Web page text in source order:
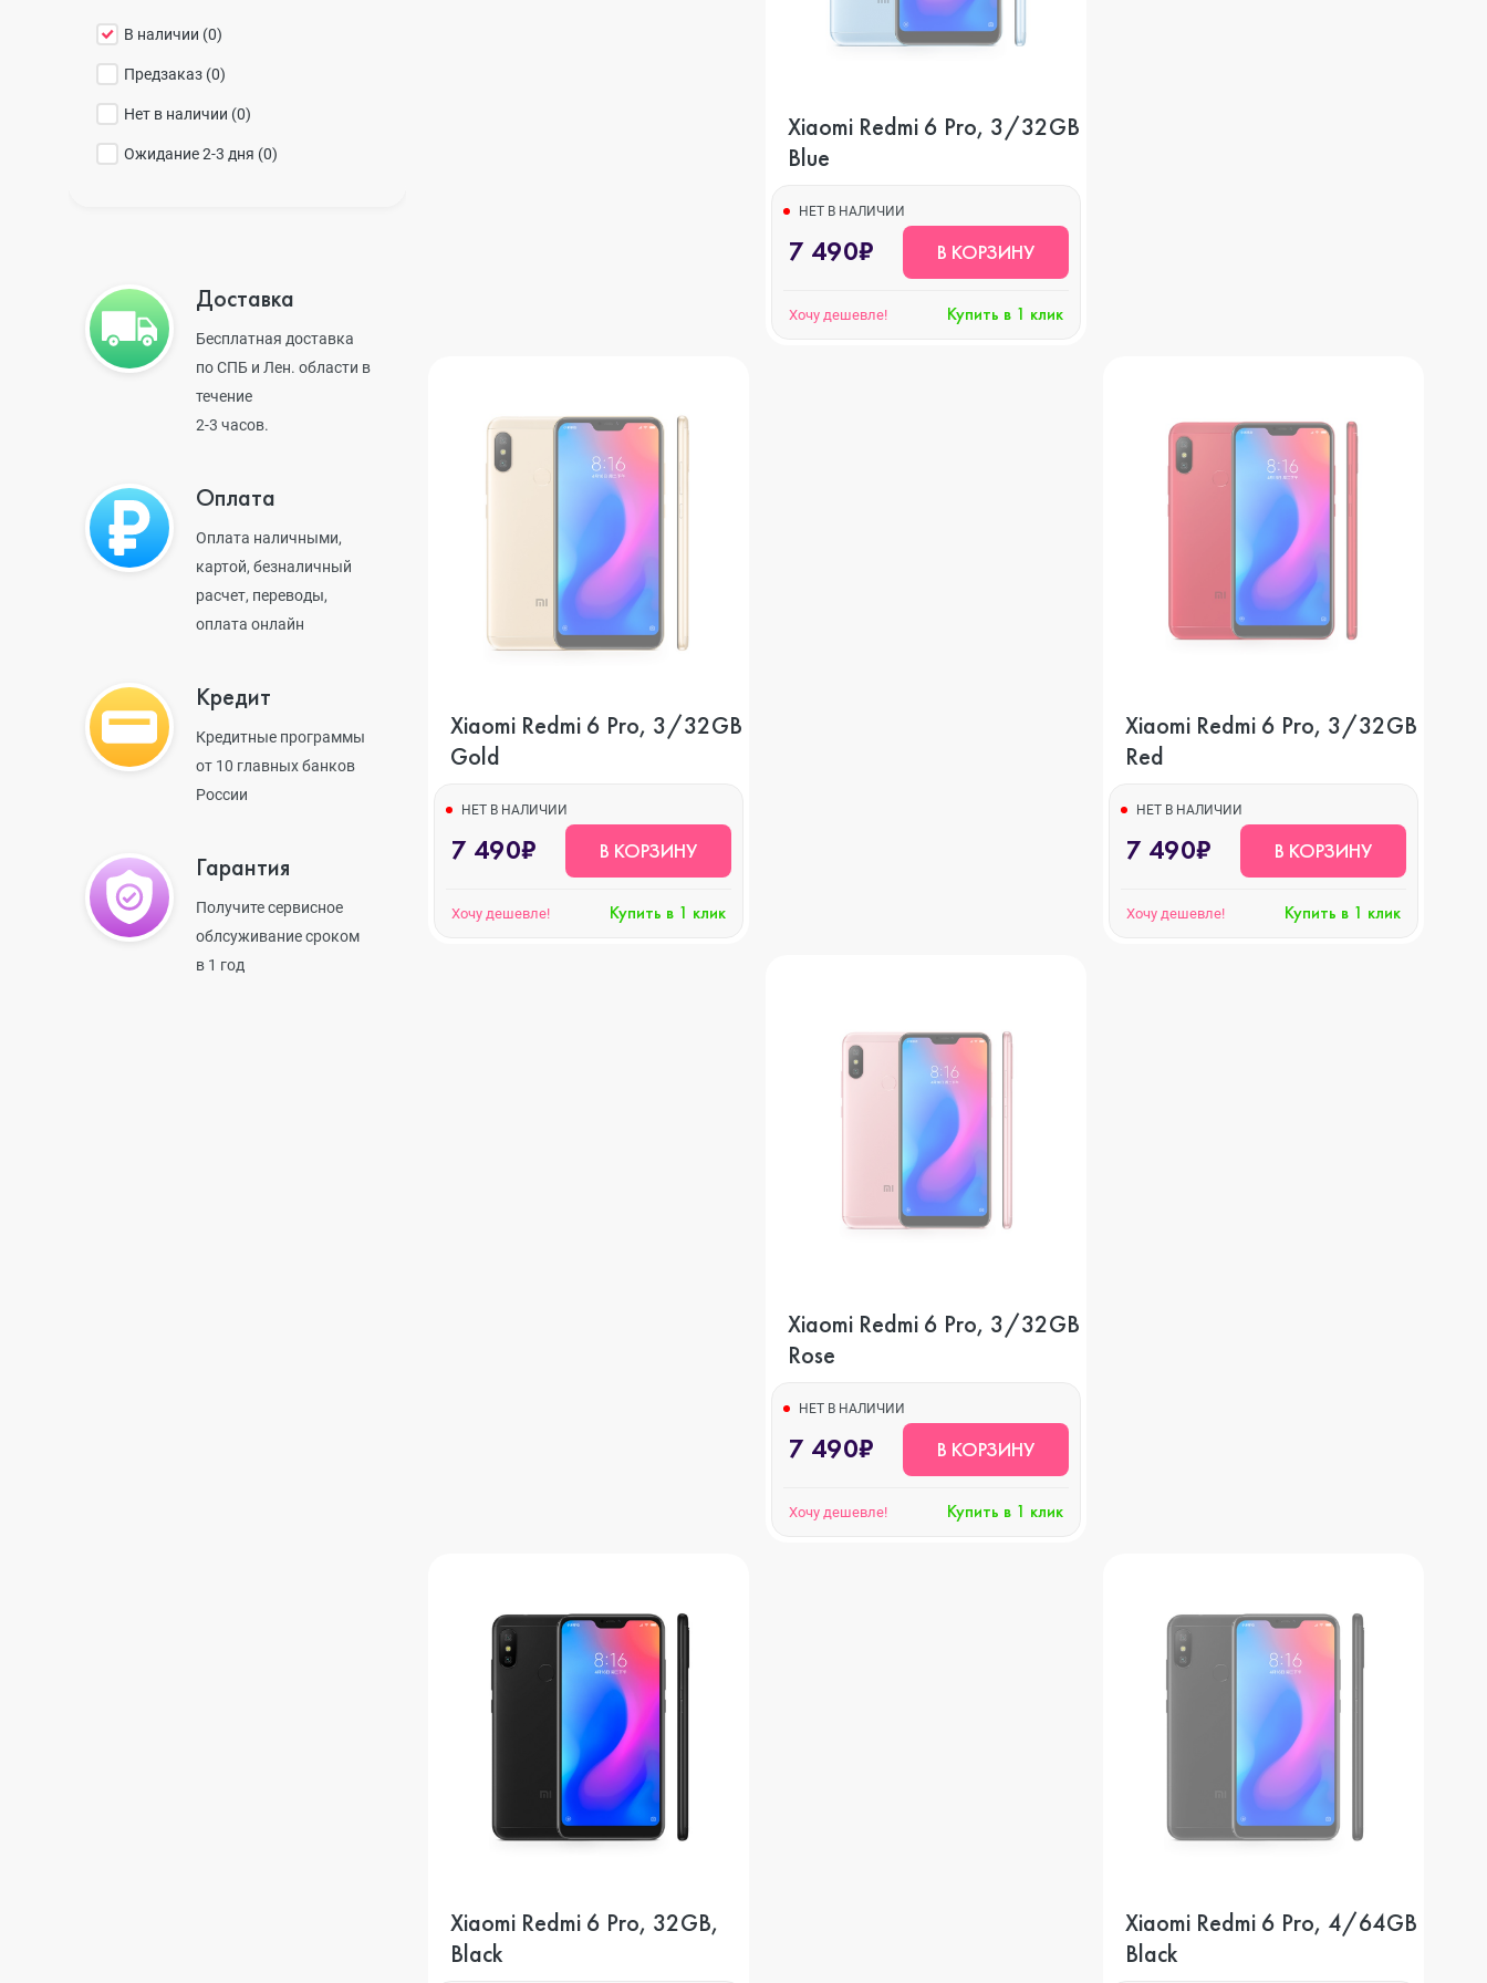
iPhone 13 Pro Max
iPhone 13 mini
iPhone 12 Pro Max
iPhone 8 Plus
iPhone 8
В наличии (0)
Предзаказ (0)
Нет в наличии (0)
Ожидание 2-3 дня (0)
Доставка
Бесплатная доставка
по СПБ и Лен. области в
течение
2-3 часов.
Оплата
Оплата наличными,
картой, безналичный
расчет, переводы,
оплата онлайн
Кредит
Кредитные программы
от 10 главных банков
России
Гарантия
Получите сервисное
облсуживание сроком
в 1 год
Xiaomi Redmi 6 Pro, 3/32GB
Blue
НЕТ В НАЛИЧИИ
7 490₽ В КОРЗИНУ
Хочу дешевле! Купить в 1 клик
Xiaomi Redmi 6 Pro, 3/32GB
Gold
НЕТ В НАЛИЧИИ
7 490₽ В КОРЗИНУ
Хочу дешевле! Купить в 1 клик
Xiaomi Redmi 6 Pro, 3/32GB
Red
НЕТ В НАЛИЧИИ
7 490₽ В КОРЗИНУ
Хочу дешевле! Купить в 1 клик
Xiaomi Redmi 6 Pro, 3/32GB
Rose
НЕТ В НАЛИЧИИ
7 490₽ В КОРЗИНУ
Хочу дешевле! Купить в 1 клик
Xiaomi Redmi 6 Pro, 32GB,
Black
Xiaomi Redmi 6 Pro, 4/64GB
Black